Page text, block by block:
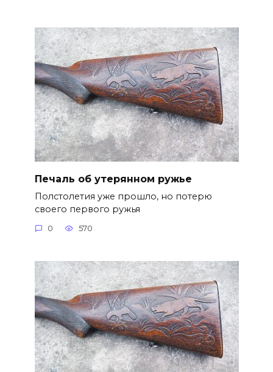
Печаль об утерянном ружье
Полстолетия уже прошло, но потерю
своего первого ружья
0 570